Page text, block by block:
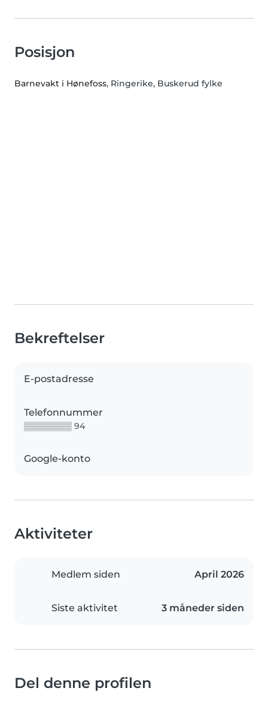
Posisjon
Barnevakt i Hønefoss, Ringerike, Buskerud fylke
Bekreftelser
E-postadresse
Telefonnummer
▒▒▒▒▒▒▒▒ 94
Google-konto
Aktiviteter
Medlem siden April 2026
Siste aktivitet 3 måneder siden
Del denne profilen